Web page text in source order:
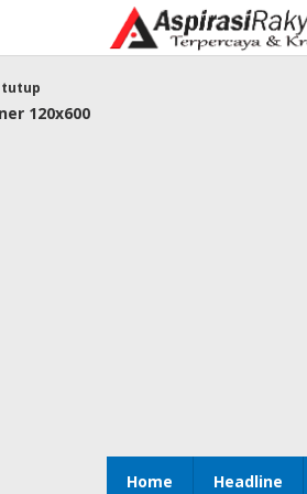
konten
Home Headline
tutup